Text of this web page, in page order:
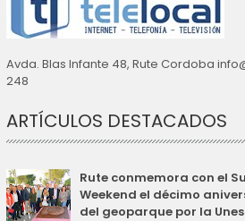
Avda. Blas Infante 48, Rute Cordoba
248
ARTÍCULOS DESTACADOS
Rute conmemora con el
Weekend el décimo
del geoparque por la